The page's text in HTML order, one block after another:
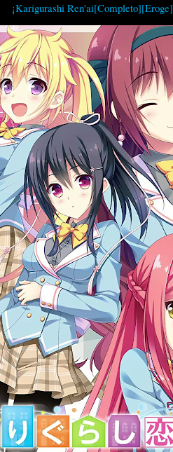
¡Karigurashi Ren'ai[Completo][Eroge]